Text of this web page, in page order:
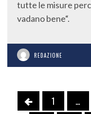
tutte le misure
vadano bene“.
REDAZIONE
1 …